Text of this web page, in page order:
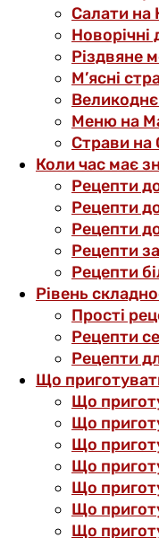
Салати на
Новорічні
Різдвяне
М’ясні
Меню на
Страви на
Коли час має
Рецепти
Рецепти
Рецепти
Рецепти
Рецепти
Рівень
Прості
Рецепти
Рецепти
Що
Що
Що
Що
Що
Що
Що
Що